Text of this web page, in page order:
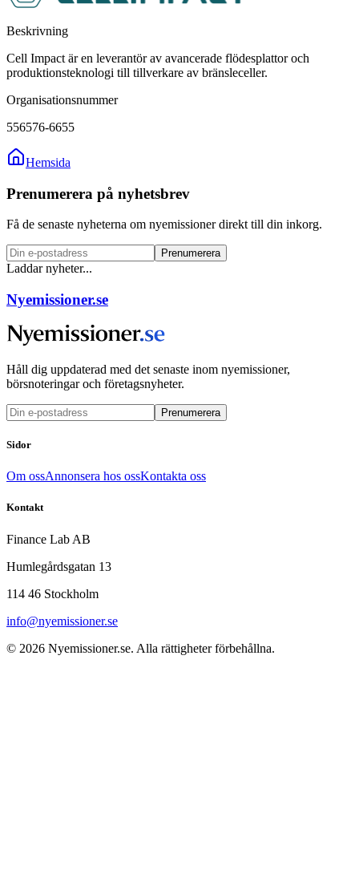
Beskrivning
Cell Impact är en leverantör av avancerade flödesplattor och
produktionsteknologi till tillverkare av bränsleceller.
Organisationsnummer
556576-6655
Hemsida
Prenumerera på nyhetsbrev
Få de senaste nyheterna om nyemissioner direkt till din inkorg.
Prenumerera
Laddar nyheter...
Nyemissioner.se
Håll dig uppdaterad med det senaste inom nyemissioner,
börsnoteringar och företagsnyheter.
Prenumerera
Sidor
Om ossAnnonsera hos ossKontakta oss
Kontakt
Finance Lab AB
Humlegårdsgatan 13
114 46 Stockholm
info@nyemissioner.se
© 2026 Nyemissioner.se. Alla rättigheter förbehållna.